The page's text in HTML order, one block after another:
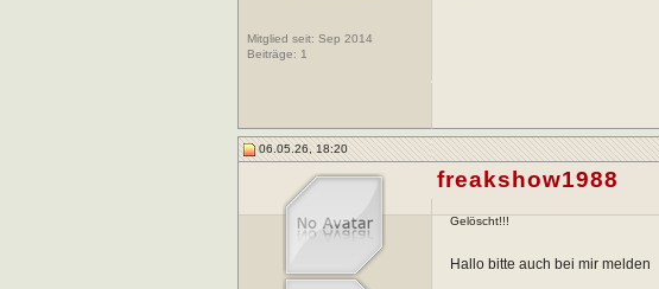
Mitglied seit: Sep 2014
Beiträge: 1
06.05.26, 18:20
freakshow1988
Gelöscht!!!
Hallo bitte auch bei mir melden